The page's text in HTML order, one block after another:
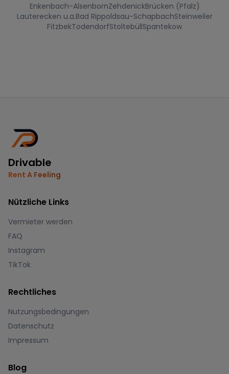
Enkenbach-AlsenbornZehdenickBrücken (Pfalz)
Lauterecken u.a.Bad Rippoldsau-SchapbachSteinweiler
FitzbekTodendorfStoltebüllSpantekow
Drivable
Rent A Feeling
Nützliche Links
Vermieter werden
FAQ
Instagram
TikTok
Rechtliches
Nutzungsbedingungen
Datenschutz
Impressum
Blog